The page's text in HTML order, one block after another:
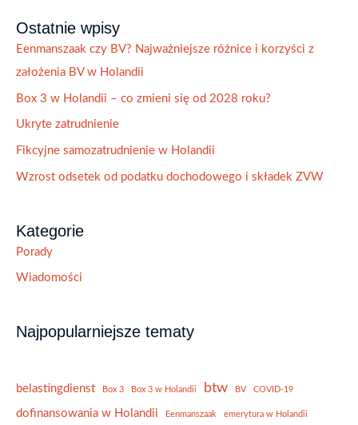
Ostatnie wpisy
Eenmanszaak czy BV? Najważniejsze różnice i korzyści z
założenia BV w Holandii
Box 3 w Holandii – co zmieni się od 2028 roku?
Ukryte zatrudnienie
Fikcyjne samozatrudnienie w Holandii
Wzrost odsetek od podatku dochodowego i składek ZVW
Kategorie
Porady
Wiadomości
Najpopularniejsze tematy
belastingdienst Box 3 Box 3 w Holandii btw BV COVID-19
dofinansowania w Holandii Eenmanszaak emerytura w Holandii